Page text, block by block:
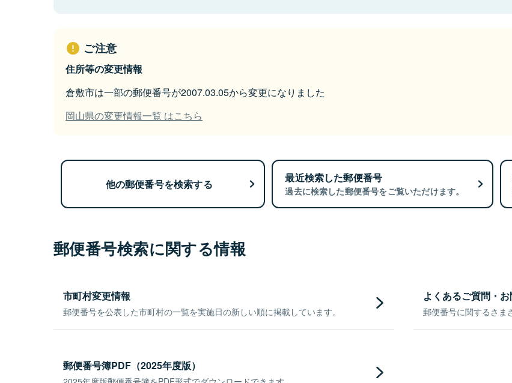
ご注意
住所等の変更情報
倉敷市は一部の郵便番号が2007.03.05から変更になりました
岡山県の変更情報一覧 はこちら
他の郵便番号を検索する 最近検索した郵便番号
過去に検索した郵便番号をご覧いただけます。
郵便番号検索に関する情報
市町村変更情報
郵便番号を公表した市町村の一覧を実施日の新しい順に掲載しています。
よくあるご質問・
郵便番号に関するさま
郵便番号簿PDF（2025年度版）